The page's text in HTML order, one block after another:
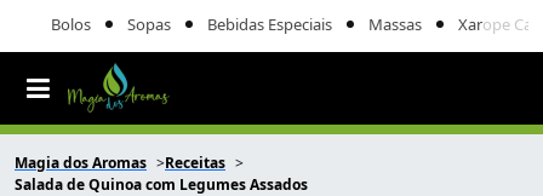
Bolos Sopas Bebidas Especiais Massas Xarope
Magia dos Aromas
Receitas
Salada de Quinoa com Legumes Assados